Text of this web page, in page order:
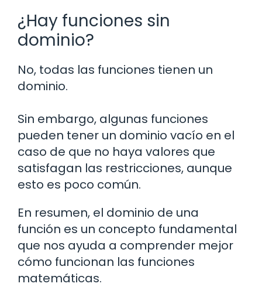
¿Hay funciones sin
dominio?
No, todas las funciones tienen un
dominio.
Sin embargo, algunas funciones
pueden tener un dominio vacío en el
caso de que no haya valores que
satisfagan las restricciones, aunque
esto es poco común.
En resumen, el dominio de una
función es un concepto fundamental
que nos ayuda a comprender mejor
cómo funcionan las funciones
matemáticas.